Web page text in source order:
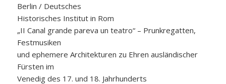
Berlin / Deutsches
Historisches Institut in Rom
„II Canal grande pareva un teatro“ – Prunkregatten,
Festmusiken
und ephemere Architekturen zu Ehren ausländischer
Fürsten im
Venedig des 17. und 18. Jahrhunderts